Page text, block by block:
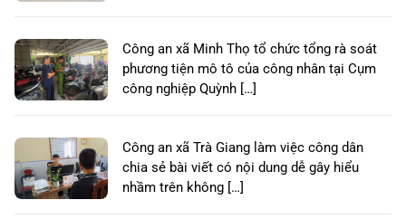
Công an xã Minh Thọ tổ chức tổng rà soát
phương tiện mô tô của công nhân tại Cụm
công nghiệp Quỳnh […]
Công an xã Trà Giang làm việc công dân
chia sẻ bài viết có nội dung dễ gây hiểu
nhầm trên không […]